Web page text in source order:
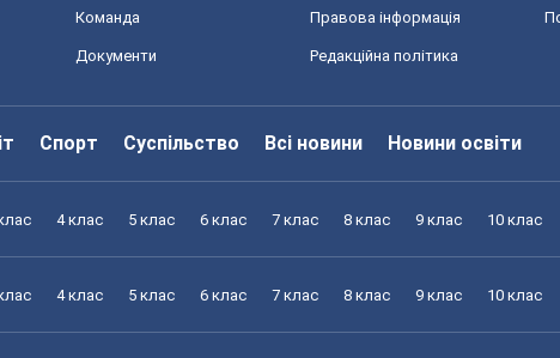
Команда Правова інформація
Документи Редакційна політика
Спорт Суспільство Всі новини Новини освіти
4 клас 5 клас 6 клас 7 клас 8 клас 9 клас 10 клас
4 клас 5 клас 6 клас 7 клас 8 клас 9 клас 10 клас